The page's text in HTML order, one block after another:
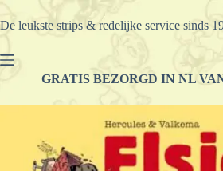
Ga
naar
De leukste strips & redelijke service sinds
GRATIS BEZORGD IN NL